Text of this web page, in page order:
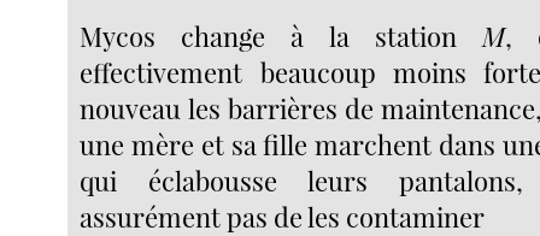
Mycos change à la station M,
effectivement beaucoup moins
nouveau les barrières de
une mère et sa fille marchent dans
qui éclabousse leurs
assurément pas de les contaminer